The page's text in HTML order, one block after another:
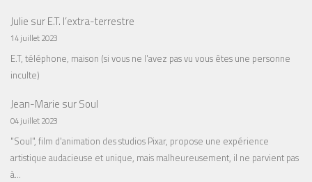
Julie surE.T. l’extra-terrestre
14 juillet 2023
E.T, téléphone, maison (si vous ne l'avez pas vu vous êtes une personne
inculte)
Jean-Marie surSoul
04 juillet 2023
"Soul", film d'animation des studios Pixar, propose une expérience
artistique audacieuse et unique, mais malheureusement, il ne parvient pas
à…